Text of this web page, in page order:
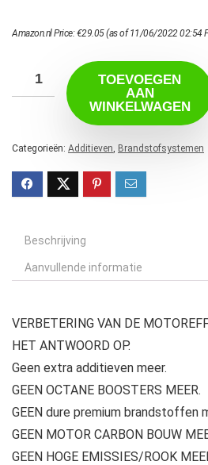
Amazon.nl Price:€29.05(as of 11/06/2022 02:54
TOEVOEGEN
AAN
WINKELWAGEN
Categorieën: Additieven, Brandstofsystemen
Beschrijving
Aanvullende informatie
VERBETERING VAN DE
HET ANTWOORD OP.
Geen extra additieven meer.
GEEN OCTANE BOOSTERS MEER.
GEEN dure premium brandstoffen
GEEN MOTOR CARBON BOUW
GEEN HOGE EMISSIES/ROOK